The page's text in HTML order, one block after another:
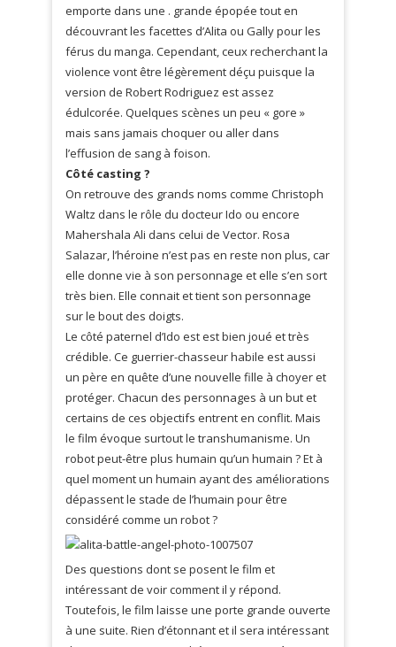
emporte dans une . grande épopée tout en
découvrant les facettes d’Alita ou Gally pour les
férus du manga. Cependant, ceux recherchant la
violence vont être légèrement déçu puisque la
version de Robert Rodriguez est assez
édulcorée. Quelques scènes un peu « gore »
mais sans jamais choquer ou aller dans
l’effusion de sang à foison.
Côté casting ?
On retrouve des grands noms comme Christoph
Waltz dans le rôle du docteur Ido ou encore
Mahershala Ali dans celui de Vector. Rosa
Salazar, l’héroine n’est pas en reste non plus, car
elle donne vie à son personnage et elle s’en sort
très bien. Elle connait et tient son personnage
sur le bout des doigts.
Le côté paternel d’Ido est est bien joué et très
crédible. Ce guerrier-chasseur habile est aussi
un père en quête d’une nouvelle fille à choyer et
protéger. Chacun des personnages à un but et
certains de ces objectifs entrent en conflit. Mais
le film évoque surtout le transhumanisme. Un
robot peut-être plus humain qu’un humain ? Et à
quel moment un humain ayant des améliorations
dépassent le stade de l’humain pour être
considéré comme un robot ?
Des questions dont se posent le film et
intéressant de voir comment il y répond.
Toutefois, le film laisse une porte grande ouverte
à une suite. Rien d’étonnant et il sera intéressant